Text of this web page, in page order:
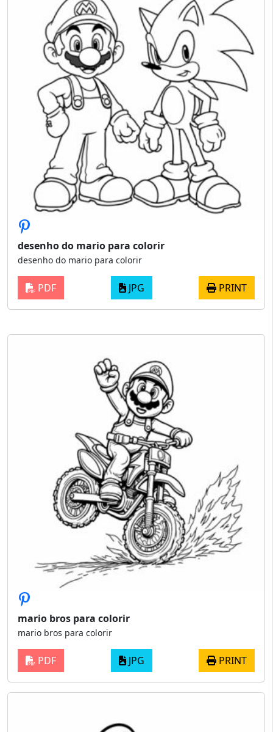
desenho do mario para colorir
desenho do mario para colorir
PDF JPG PRINT
mario bros para colorir
mario bros para colorir
PDF JPG PRINT